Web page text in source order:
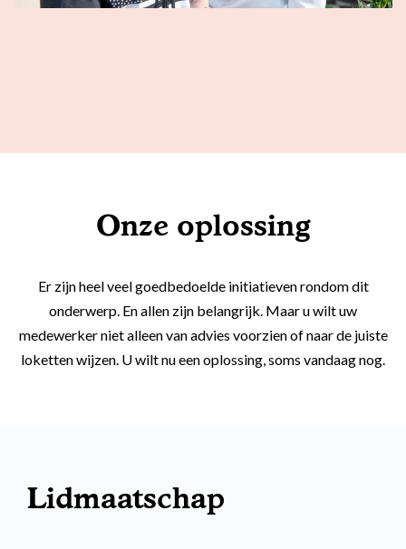
Onze oplossing
Er zijn heel veel goedbedoelde initiatieven rondom dit
onderwerp. En allen zijn belangrijk. Maar u wilt uw
medewerker niet alleen van advies voorzien of naar de juiste
loketten wijzen. U wilt nu een oplossing, soms vandaag nog.
Lidmaatschap